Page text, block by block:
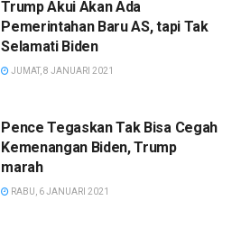
Trump Akui Akan Ada
Pemerintahan Baru AS, tapi Tak
Selamati Biden
JUMAT, 8 JANUARI 2021
Pence Tegaskan Tak Bisa Cegah
Kemenangan Biden, Trump
marah
RABU, 6 JANUARI 2021